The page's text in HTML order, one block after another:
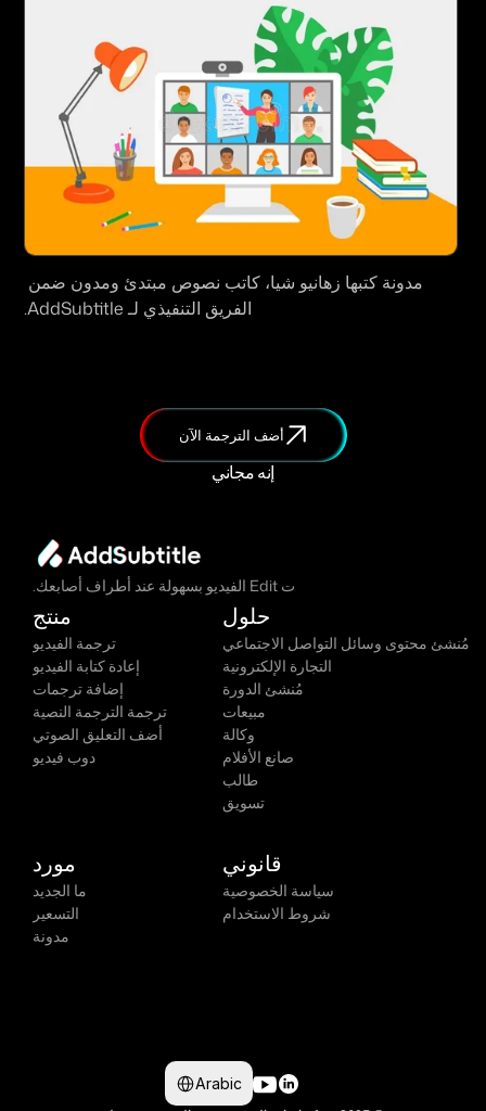
الفريق التنفيذي لـ AddSubtitle.
أضف الترجمة الآن
إنه مجاني
ت Edit الفيديو بسهولة عند أطراف أصابعك.
منتج
ترجمة الفيديو
إعادة كتابة الفيديو
إضافة ترجمات
ترجمة الترجمة النصية
أضف التعليق الصوتي
دوب فيديو
حلول
مُنشئ محتوى وسائل التواصل الاجتماعي
التجارة الإلكترونية
مُنشئ الدورة
مبيعات
وكالة
صانع الأفلام
طالب
تسويق
مورد
ما الجديد
التسعير
مدونة
قانوني
سياسة الخصوصية
شروط الاستخدام
Select Language
Arabic